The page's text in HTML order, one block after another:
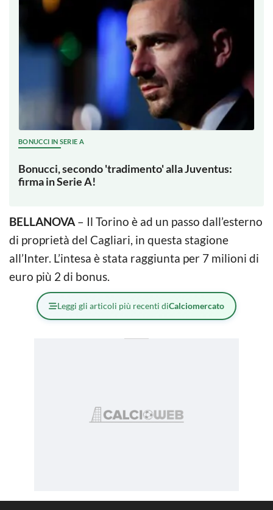
BONUCCI IN SERIE A
Bonucci, secondo 'tradimento' alla Juventus:
firma in Serie A!
BELLANOVA – Il Torino è ad un passo dall’esterno
di proprietà del Cagliari, in questa stagione
all’Inter. L’intesa è stata raggiunta per 7 milioni di
euro più 2 di bonus.
Leggi gli articoli più recenti diCalciomercato